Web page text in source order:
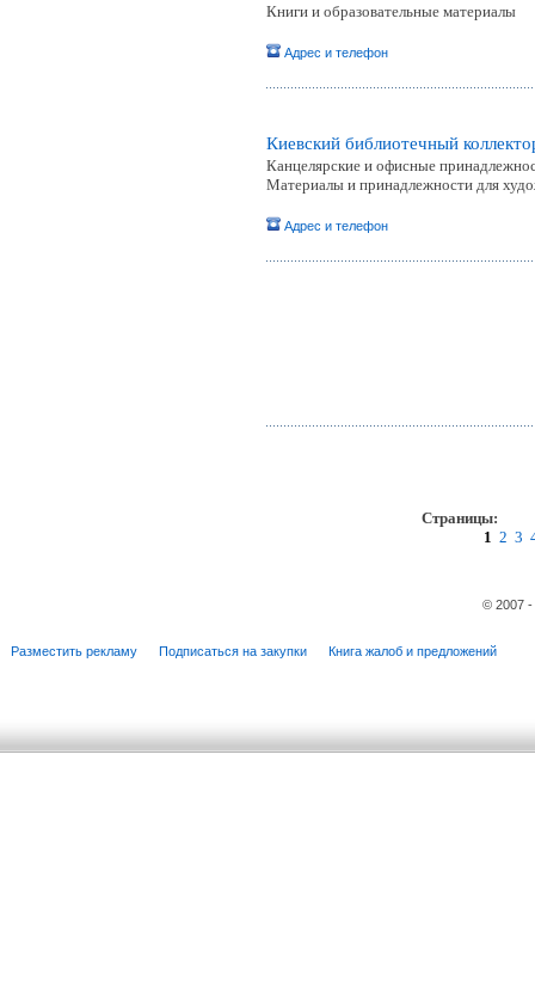
Книги и образовательные материалы
Адрес и телефон
Киевский библиотечный
Канцелярские и офисные
Материалы и принадлежности для
Адрес и телефон
Страницы:
1 2 3
© 2007
Разместить рекламу Подписаться на закупки Книга жалоб и предложений